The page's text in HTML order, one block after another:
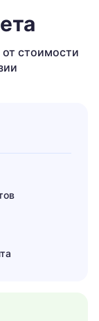
стоимости